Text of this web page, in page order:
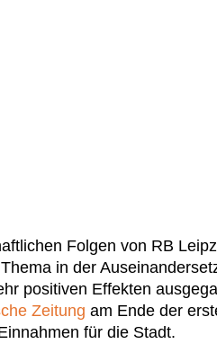
Folgen von RB
in der
positiven Effekten
Zeitung am Ende der
für die Stadt.